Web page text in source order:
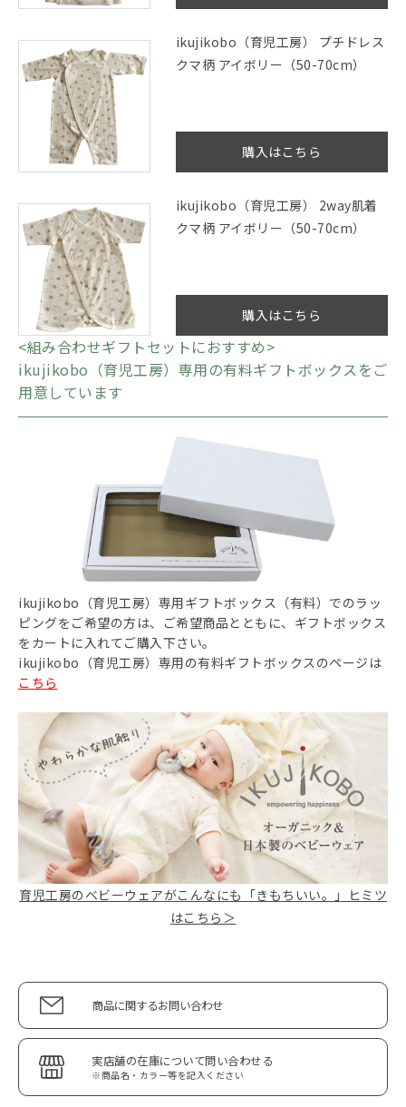
ikujikobo（育児工房） プチドレス
クマ柄 アイボリー（50-70cm）
購入はこちら
ikujikobo（育児工房） 2way肌着
クマ柄 アイボリー（50-70cm）
購入はこちら
<組み合わせギフトセットにおすすめ>
ikujikobo（育児工房）専用の有料ギフトボックスをご
用意しています
ikujikobo（育児工房）専用ギフトボックス（有料）でのラッ
ピングをご希望の方は、ご希望商品とともに、ギフトボックス
をカートに入れてご購入下さい。
ikujikobo（育児工房）専用の有料ギフトボックスのページは
こちら
育児工房のベビーウェアがこんなにも「きもちいい。」ヒミツ
はこちら＞
商品に関するお問い合わせ
実店舗の在庫について問い合わせる
※商品名・カラー等を記入ください